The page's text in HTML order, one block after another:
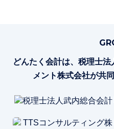
どんたく会計は、税理士
メント株式会社が共